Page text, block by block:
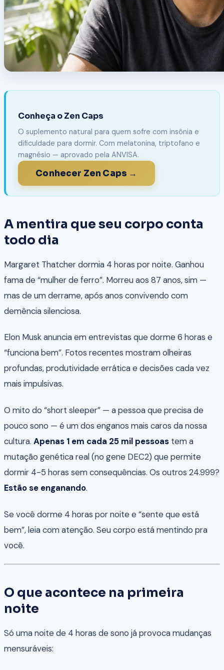
Conheça o Zen Caps
O suplemento natural para quem sofre com insônia e
dificuldade para dormir. Com melatonina, triptofano e
magnésio — aprovado pela ANVISA.
Conhecer Zen Caps →
A mentira que seu corpo conta
todo dia
Margaret Thatcher dormia 4 horas por noite. Ganhou
fama de “mulher de ferro”. Morreu aos 87 anos, sim —
mas de um derrame, após anos convivendo com
demência silenciosa.
Elon Musk anuncia em entrevistas que dorme 6 horas e
“funciona bem”. Fotos recentes mostram olheiras
profundas, produtividade errática e decisões cada vez
mais impulsivas.
O mito do “short sleeper” — a pessoa que precisa de
pouco sono — é um dos enganos mais caros da nossa
cultura. Apenas 1 em cada 25 mil pessoas tem a
mutação genética real (no gene DEC2) que permite
dormir 4-5 horas sem consequências. Os outros 24.999?
Estão se enganando.
Se você dorme 4 horas por noite e “sente que está
bem”, leia com atenção. Seu corpo está mentindo pra
você.
O que acontece na primeira
noite
Só uma noite de 4 horas de sono já provoca mudanças
mensuráveis: